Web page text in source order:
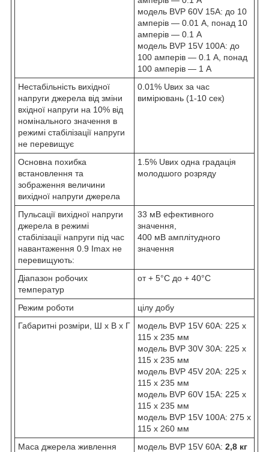
модель BVP 60V 15A: до 10
амперів — 0.01 А, понад 10
амперів — 0.1 А
модель BVP 15V 100A: до
100 амперів — 0.1 А, понад
100 амперів — 1 А
Нестабільність вихідної
напруги джерела від зміни
вхідної напруги на 10% від
номінального значення в
режимі стабілізації напруги
не перевищує
0.01% Uвих за час
вимірювань (1-10 сек)
Основна похибка
встановлення та
зображення величини
вихідної напруги джерела
1.5% Uвих одна градація
молодшого розряду
Пульсації вихідної напруги
джерела в режимі
стабілізації напруги під час
навантаження 0.9 Imax не
перевищують:
33 мВ ефективного
значення,
400 мВ амплітудного
значення
Діапазон робочих
температур
от + 5°C до + 40°C
Режим роботи
цілу добу
Габаритні розміри, Ш х В х Г
модель BVP 15V 60A: 225 х
115 х 235 мм
модель BVP 30V 30A: 225 х
115 х 235 мм
модель BVP 45V 20A: 225 х
115 х 235 мм
модель BVP 60V 15A: 225 х
115 х 235 мм
модель BVP 15V 100A: 275 х
115 х 260 мм
Маса джерела живлення
модель BVP 15V 60A: 2,8 кг